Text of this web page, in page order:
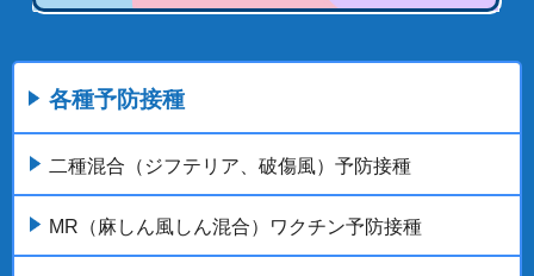
各種予防接種
二種混合（ジフテリア、破傷風）予防接種
MR（麻しん風しん混合）ワクチン予防接種